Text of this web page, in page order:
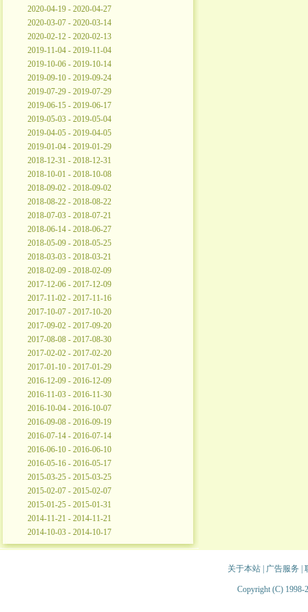
2020-04-19 - 2020-04-27
2020-03-07 - 2020-03-14
2020-02-12 - 2020-02-13
2019-11-04 - 2019-11-04
2019-10-06 - 2019-10-14
2019-09-10 - 2019-09-24
2019-07-29 - 2019-07-29
2019-06-15 - 2019-06-17
2019-05-03 - 2019-05-04
2019-04-05 - 2019-04-05
2019-01-04 - 2019-01-29
2018-12-31 - 2018-12-31
2018-10-01 - 2018-10-08
2018-09-02 - 2018-09-02
2018-08-22 - 2018-08-22
2018-07-03 - 2018-07-21
2018-06-14 - 2018-06-27
2018-05-09 - 2018-05-25
2018-03-03 - 2018-03-21
2018-02-09 - 2018-02-09
2017-12-06 - 2017-12-09
2017-11-02 - 2017-11-16
2017-10-07 - 2017-10-20
2017-09-02 - 2017-09-20
2017-08-08 - 2017-08-30
2017-02-02 - 2017-02-20
2017-01-10 - 2017-01-29
2016-12-09 - 2016-12-09
2016-11-03 - 2016-11-30
2016-10-04 - 2016-10-07
2016-09-08 - 2016-09-19
2016-07-14 - 2016-07-14
2016-06-10 - 2016-06-10
2016-05-16 - 2016-05-17
2015-03-25 - 2015-03-25
2015-02-07 - 2015-02-07
2015-01-25 - 2015-01-31
2014-11-21 - 2014-11-21
2014-10-03 - 2014-10-17
关于本站| 广告服务
Copyright (C) 1998-